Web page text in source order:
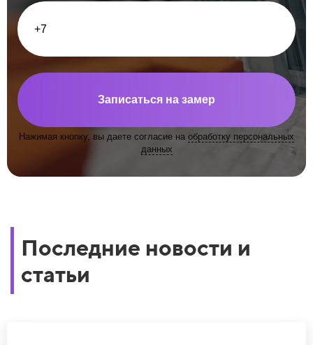
Записаться на замер
Нажимая кнопку, вы даете согласие на обработку персональных
данных
Последние новости и
статьи